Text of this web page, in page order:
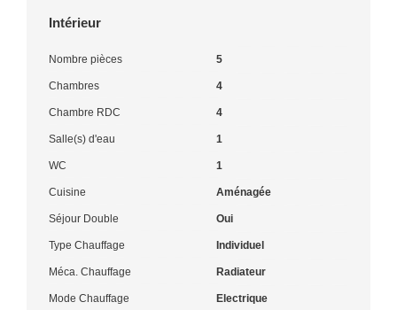
Intérieur
Nombre pièces 5
Chambres 4
Chambre RDC 4
Salle(s) d'eau 1
WC 1
Cuisine Aménagée
Séjour Double Oui
Type Chauffage Individuel
Méca. Chauffage Radiateur
Mode Chauffage Electrique